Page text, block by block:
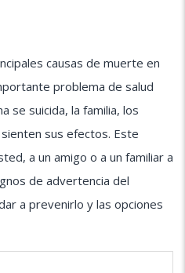
causas de muerte en
problema de salud
se suicida, la familia, los
sus efectos. Este
a un amigo o a un familiar a
de advertencia del
a prevenirlo y las opciones